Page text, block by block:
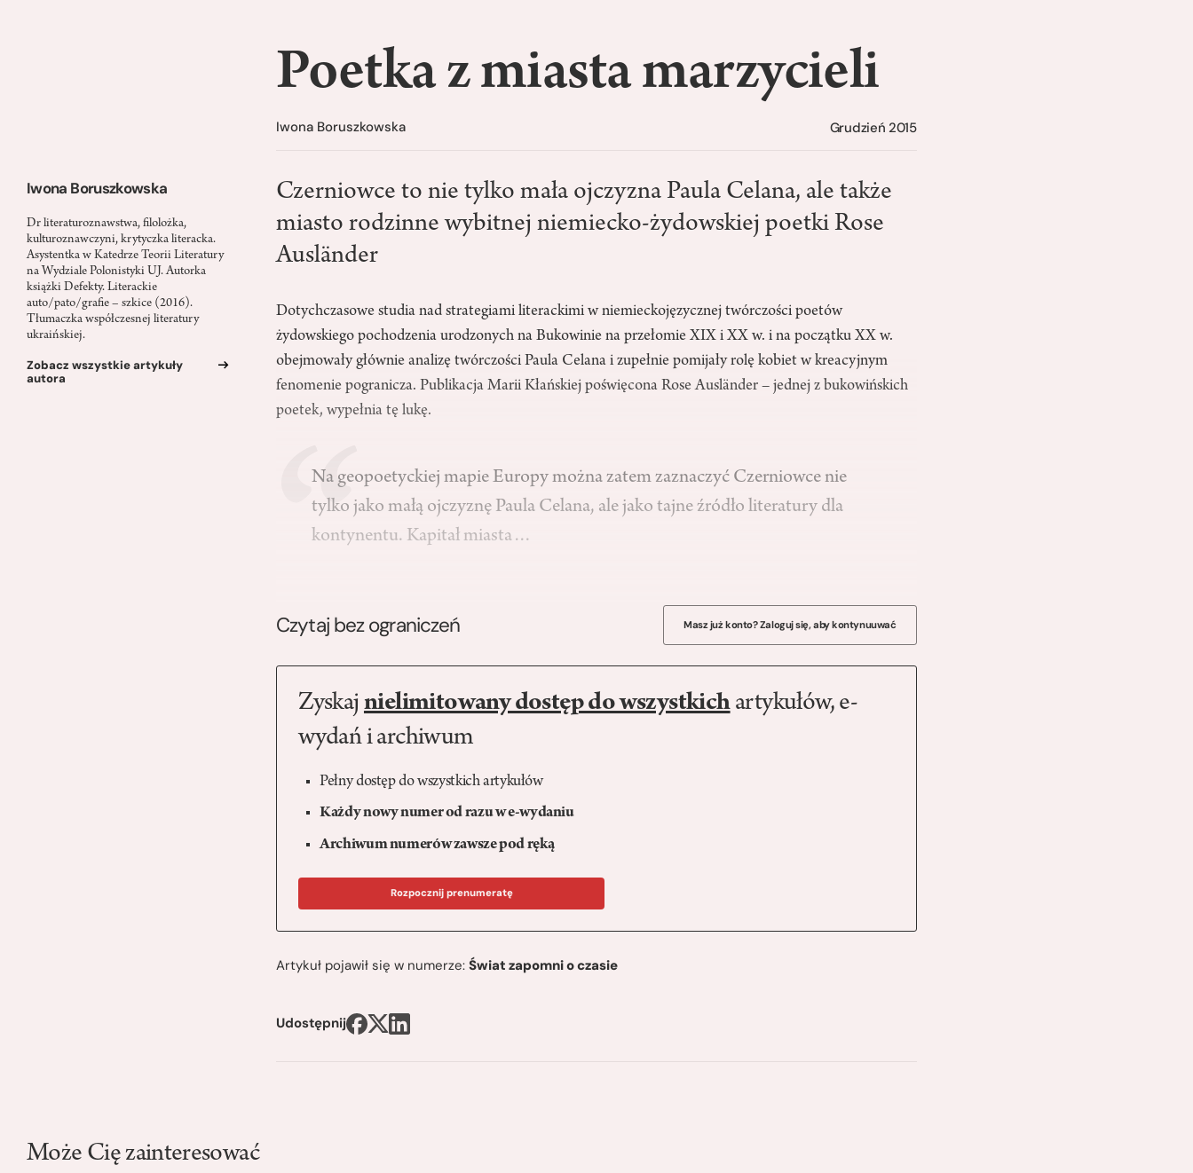
Iwona Boruszkowska
Dr literaturoznawstwa, filolożka,
kulturoznawczyni, krytyczka literacka.
Asystentka w Katedrze Teorii Literatury
na Wydziale Polonistyki UJ. Autorka
książki Defekty. Literackie
auto/pato/grafie – szkice (2016).
Tłumaczka współczesnej literatury
ukraińskiej.
Zobacz wszystkie artykuły
autora
Poetka z miasta marzycieli
Iwona Boruszkowska Grudzień 2015
Czerniowce to nie tylko mała ojczyzna Paula Celana, ale także
miasto rodzinne wybitnej niemiecko-żydowskiej poetki Rose
Ausländer
Dotychczasowe studia nad strategiami literackimi w niemieckojęzycznej twórczości poetów
żydowskiego pochodzenia urodzonych na Bukowinie na przełomie XIX i XX w. i na początku XX w.
obejmowały głównie analizę twórczości Paula Celana i zupełnie pomijały rolę kobiet w kreacyjnym
fenomenie pogranicza. Publikacja Marii Kłańskiej poświęcona Rose Ausländer – jednej z bukowińskich
poetek, wypełnia tę lukę.
Na geopoetyckiej mapie Europy można zatem zaznaczyć Czerniowce nie
tylko jako małą ojczyznę Paula Celana, ale jako tajne źródło literatury dla
kontynentu. Kapitał miasta…
Czytaj bez ograniczeń Masz już konto? Zaloguj się, aby kontynuuwać
Zyskaj nielimitowany dostęp do wszystkichartykułów, e-
wydań i archiwum
Pełny dostęp do wszystkich artykułów
Każdy nowy numer od razu w e-wydaniu
Archiwum numerów zawsze pod ręką
Rozpocznij prenumeratę
Artykuł pojawił się w numerze:Świat zapomni o czasie
Udostępnij
Może Cię zainteresować